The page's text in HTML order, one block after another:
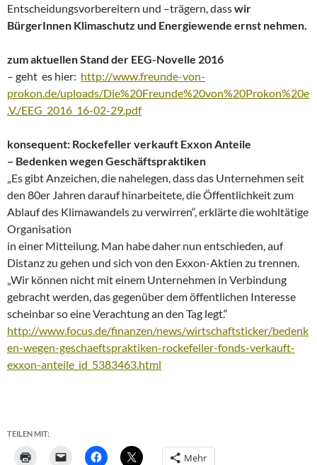
Entscheidungsvorbereitern und –trägern, dasswir
BürgerInnen Klimaschutz und Energiewende ernst nehmen.
zum aktuellen Stand der EEG-Novelle 2016
– geht es hier: http://www.freunde-von-
prokon.de/uploads/Die%20Freunde%20von%20Prokon%20e
.V./EEG_2016_16-02-29.pdf
konsequent: Rockefeller verkauft Exxon Anteile
– Bedenken wegen Geschäftspraktiken
„Es gibt Anzeichen, die nahelegen, dass das Unternehmen seit
den 80er Jahren darauf hinarbeitete, die Öffentlichkeit zum
Ablauf des Klimawandels zu verwirren“, erklärte die wohltätige
Organisation
in einer Mitteilung. Man habe daher nun entschieden, auf
Distanz zu gehen und sich von den Exxon-Aktien zu trennen.
„Wir können nicht mit einem Unternehmen in Verbindung
gebracht werden, das gegenüber dem öffentlichen Interesse
scheinbar so eine Verachtung an den Tag legt.“
http://www.focus.de/finanzen/news/wirtschaftsticker/bedenk
en-wegen-geschaeftspraktiken-rockefeller-fonds-verkauft-
exxon-anteile_id_5383463.html
TEILEN MIT:
Mehr